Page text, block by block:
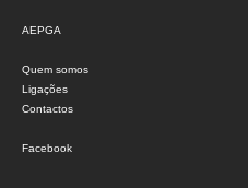
AEPGA
Quem somos
Ligações
Contactos
Facebook